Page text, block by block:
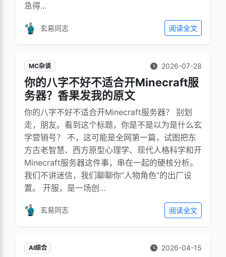
急得...
玄易同志 阅读全文
MC杂谈 2026-07-28
你的八字不好不适合开Minecraft服
务器？香果发我的原文
你的八字不好不适合开Minecraft服务器？ 别划
走，朋友。看到这个标题，你是不是以为是什么玄
学营销号？ 不，这可能是全网第一篇，试图把东
方古老智慧、西方原型心理学、现代人格科学和开
Minecraft服务器这件事，串在一起的硬核分析。
我们不讲迷信，我们聊聊你“人物角色”的出厂设
置。 开服，是一场创...
玄易同志 阅读全文
AI综合 2026-04-15